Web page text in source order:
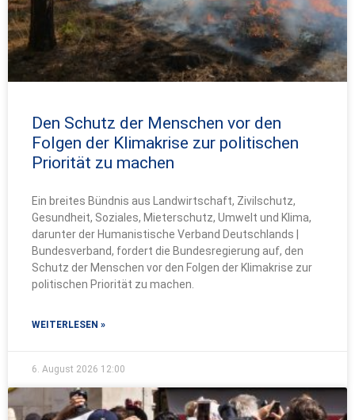
Den Schutz der Menschen vor den
Folgen der Klimakrise zur politischen
Priorität zu machen
Ein breites Bündnis aus Landwirtschaft, Zivilschutz,
Gesundheit, Soziales, Mieterschutz, Umwelt und Klima,
darunter der Humanistische Verband Deutschlands |
Bundesverband, fordert die Bundesregierung auf, den
Schutz der Menschen vor den Folgen der Klimakrise zur
politischen Priorität zu machen.
WEITERLESEN »
6. August 2026 12:00